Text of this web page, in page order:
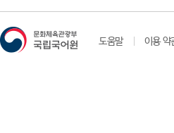
도움말 이용 약